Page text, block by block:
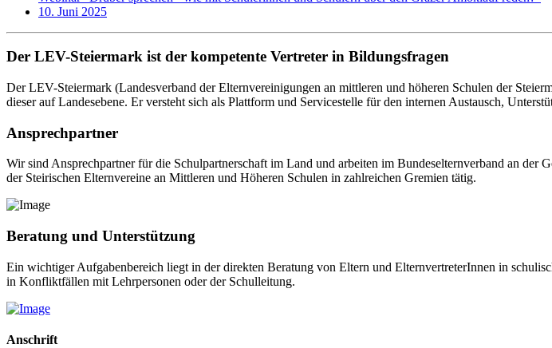
10. Juni 2025
Der LEV-Steiermark ist der kompetente Vertreter in Bildungsfragen
Der LEV-Steiermark (Landesverband der Elternvereinigungen an mittleren und höheren Schulen der
dieser auf Landesebene. Er versteht sich als Plattform und Servicestelle für den internen Austausch,
Ansprechpartner
Wir sind Ansprechpartner für die Schulpartnerschaft im Land und arbeiten im Bundeselternverband an der
der Steirischen Elternvereine an Mittleren und Höheren Schulen in zahlreichen Gremien tätig.
Beratung und Unterstützung
Ein wichtiger Aufgabenbereich liegt in der direkten Beratung von Eltern und ElternvertreterInnen in
in Konfliktfällen mit Lehrpersonen oder der Schulleitung.
Anschrift